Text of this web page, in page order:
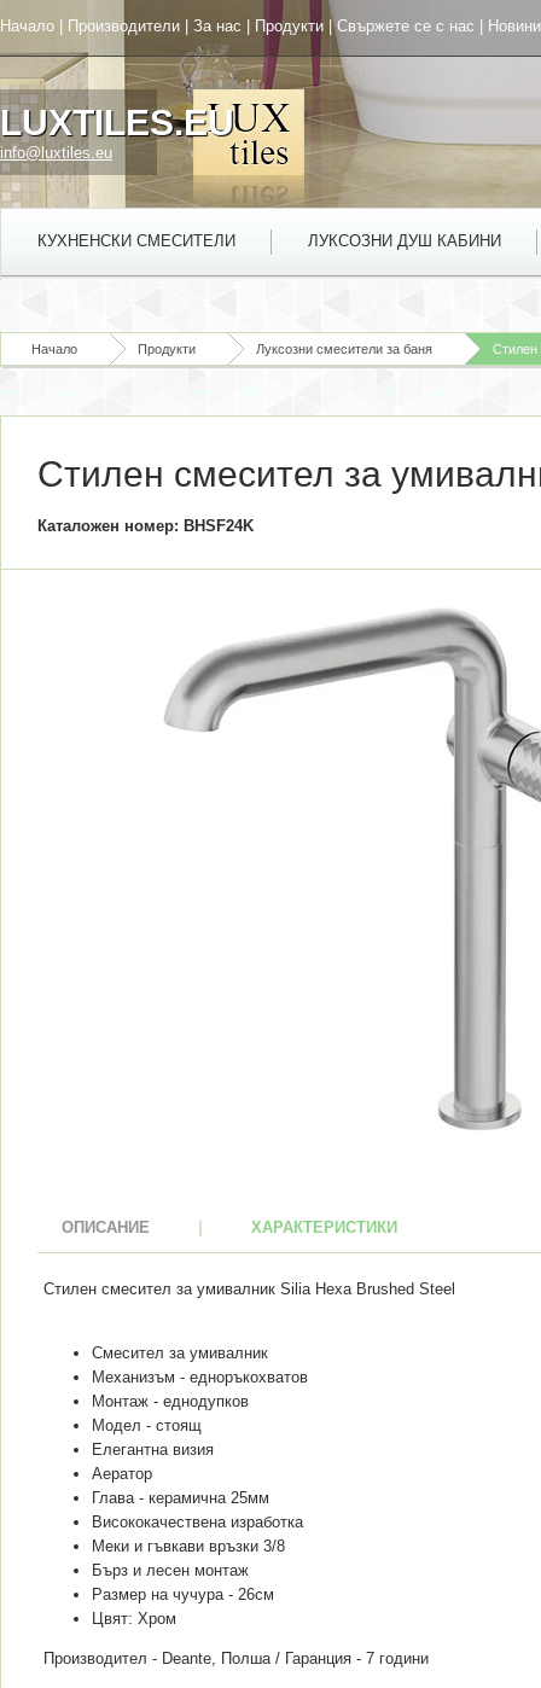
Начало Производители За нас Продукти |Свържете се с нас Новини
LUXTILES.EU
info@luxtiles.eu
КУХНЕНСКИ СМЕСИТЕЛИ ЛУКСОЗНИ ДУШ КАБИНИ
Начало Продукти Луксозни смесители за баня Стилен
Стилен смесител за
Каталожен номер: BHSF24K
ОПИСАНИЕ ХАРАКТЕРИСТИКИ
Стилен смесител за умивалник Silia Hexa Brushed Steel
Смесител за умивалник
Механизъм - едноръкохватов
Монтаж - еднодупков
Модел - стоящ
Елегантна визия
Аератор
Глава - керамична 25мм
Висококачествена изработка
Меки и гъвкави връзки 3/8
Бърз и лесен монтаж
Размер на чучура - 26см
Цвят: Хром
Производител - Deante, Полша / Гаранция - 7 години